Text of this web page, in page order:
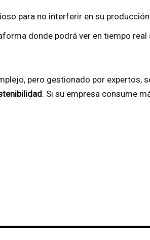
para no interferir en su
donde podrá ver en tiempo real
pero gestionado por expertos,
. Si su empresa consume